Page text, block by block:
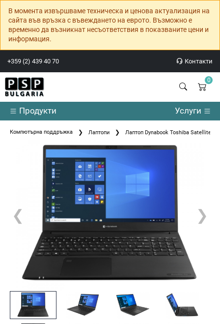
В момента извършваме техническа и ценова актуализация на
сайта във връзка с въвеждането на еврото. Възможно е
временно да възникнат несъответствия в показваните цени и
информация.
+359 (2) 439 40 70 Контакти
0
Продукти Услуги
Компютърна поддръжка Лаптопи Лаптоп Dynabook Toshiba Satellite
❮ ❯